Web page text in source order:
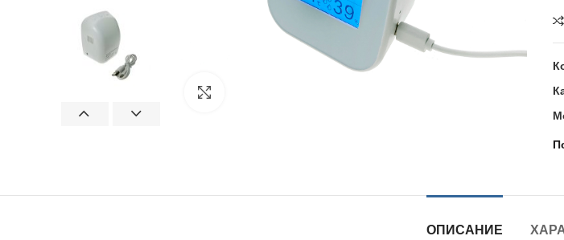
ОПИСАНИЕ